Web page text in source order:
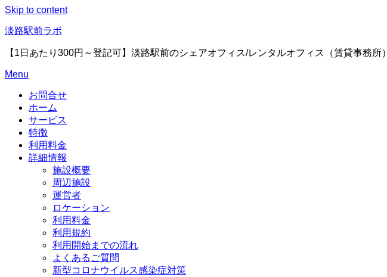
Skip to content
淡路駅前ラボ
【1日あたり300円～登記可】淡路駅前のシェアオフィス/レンタルオフィス（賃貸事務所）
Menu
お問合せ
ホーム
サービス
特徴
利用料金
詳細情報
施設概要
周辺施設
運営者
ロケーション
利用料金
利用規約
利用開始までの流れ
よくあるご質問
新型コロナウイルス感染症対策